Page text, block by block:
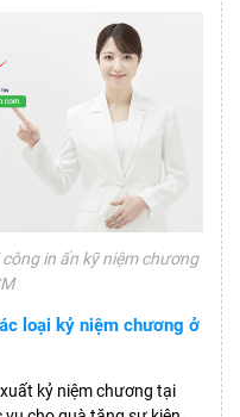
in ấn kỹ niệm chương
loại kỷ niệm chương ở
kỷ niệm chương tại